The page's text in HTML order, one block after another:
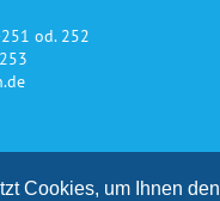
Cookies, um Ihnen den
od. 252